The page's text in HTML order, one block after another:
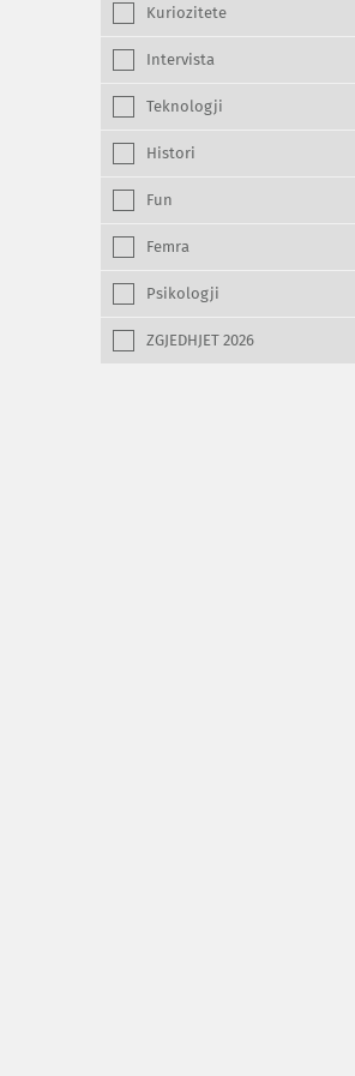
Kuriozitete
Intervista
Teknologji
Histori
Fun
Femra
Psikologji
ZGJEDHJET 2026